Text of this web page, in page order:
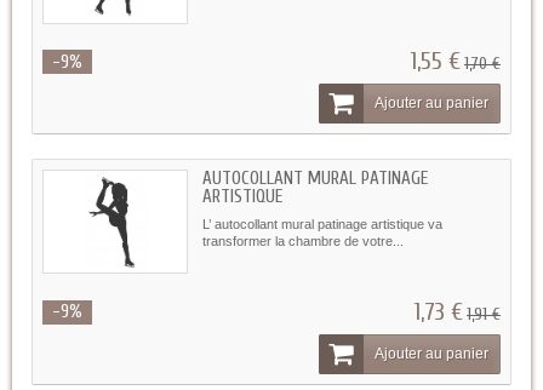
-9% 1,55 €1,70 €
Ajouter au panier
AUTOCOLLANT MURAL PATINAGE
ARTISTIQUE
L’ autocollant mural patinage artistique va
transformer la chambre de votre...
-9% 1,73 €1,91 €
Ajouter au panier